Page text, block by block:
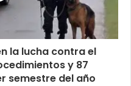
la lucha contra el
y 87
semestre del año